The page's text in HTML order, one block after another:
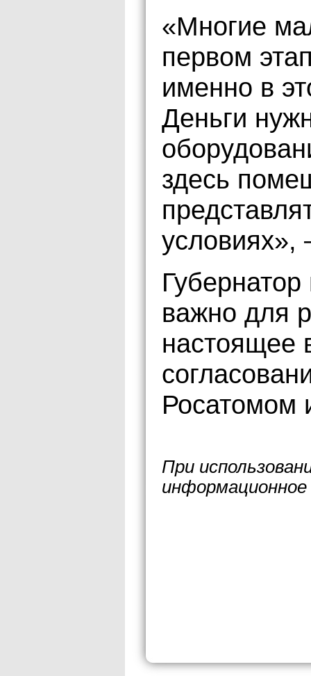
«Многие
первом
именно в
Деньги
здесь
условиях»,
важно для
настоящее
Росатомом
При